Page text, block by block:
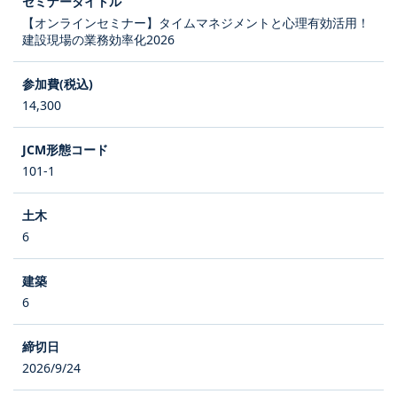
【オンラインセミナー】タイムマネジメントと心理有効活用！
建設現場の業務効率化2026
14,300
101-1
6
6
2026/9/24